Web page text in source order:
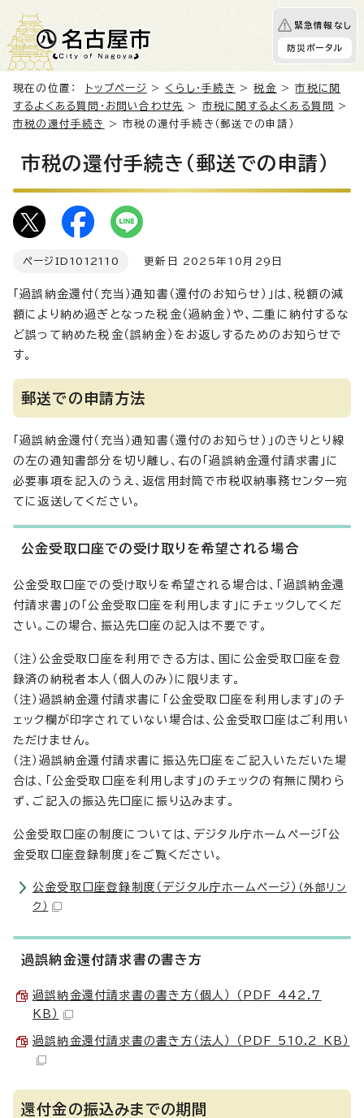
緊急情報なし
防災ポータル
現在の位置： トップページ > くらし・手続き >税金 >市税に関
するよくある質問・お問い合わせ先
> 市税に関するよくある質問
>
市税の還付手続き
> 市税の還付手続き（郵送での申請）
市税の還付手続き（郵送での申請）
ページID 1012110 更新日 2025年10月29日
「過誤納金還付（充当）通知書（還付のお知らせ）」は、税額の減
額により納め過ぎとなった税金（過納金）や、二重に納付するな
ど誤って納めた税金（誤納金）をお返しするためのお知らせで
す。
郵送での申請方法
「過誤納金還付（充当）通知書（還付のお知らせ）」のきりとり線
の左の通知書部分を切り離し、右の「過誤納金還付請求書」に
必要事項を記入のうえ、返信用封筒で市税収納事務センター宛
てに返送してください。
公金受取口座での受け取りを希望される場合
公金受取口座での受け取りを希望される場合は、「過誤納金還
付請求書」の「公金受取口座を利用します」にチェックしてくだ
さい。この場合、振込先口座の記入は不要です。
（注）公金受取口座を利用できる方は、国に公金受取口座を登
録済の納税者本人（個人のみ）に限ります。
（注）過誤納金還付請求書に「公金受取口座を利用します」のチ
ェック欄が印字されていない場合は、公金受取口座はご利用い
ただけません。
（注）過誤納金還付請求書に振込先口座をご記入いただいた場
合は、「公金受取口座を利用します」のチェックの有無に関わら
ず、ご記入の振込先口座に振り込みます。
公金受取口座の制度については、デジタル庁ホームページ「公
金受取口座登録制度」をご覧ください。
公金受取口座登録制度（デジタル庁ホームページ） （外部リン
ク）
過誤納金還付請求書の書き方
過誤納金還付請求書の書き方（個人） （PDF 442.7
KB）
過誤納金還付請求書の書き方（法人） （PDF 510.2 KB）
還付金の振込みまでの期間